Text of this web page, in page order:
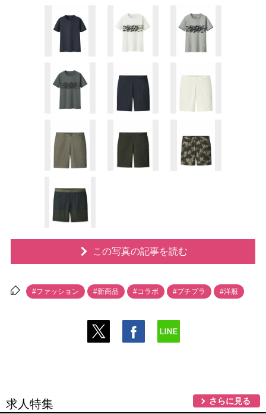
この写真の記事を読む
#ファッション #新商品 #コラボ #プチプラ #洋服
求人特集 さらに見る